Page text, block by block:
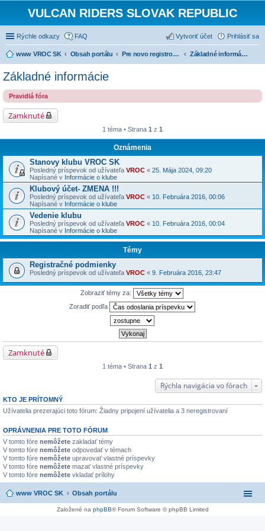
VULCAN RIDERS SLOVAK REPUBLIC
Rýchle odkazy FAQ Prihlásiť sa
Vytvoriť účet
www VROC SK Obsah portálu Pre novo registrovaných Základné informácie
Základné informácie
Pravidlá fóra
Zamknuté
1 téma • Strana 1 z 1
Oznámenia
Stanovy klubu VROC SK
Posledný príspevok od užívateľa VROC « 25. Mája 2024, 09:20
Napísané v Informácie o klube
Klubový účet- ZMENA !!!
Posledný príspevok od užívateľa VROC « 10. Februára 2016, 00:06
Napísané v Informácie o klube
Vedenie klubu
Posledný príspevok od užívateľa VROC « 10. Februára 2016, 00:04
Napísané v Informácie o klube
Témy
Registračné podmienky
Posledný príspevok od užívateľa VROC « 9. Februára 2016, 23:47
Zobraziť témy za:
Zoradiť podľa
Zamknuté
1 téma • Strana 1 z 1
Rýchla navigácia vo fórach
KTO JE PRÍTOMNÝ
Užívatelia prezerajúci toto fórum: Žiadny pripojení užívatelia a 3 neregistrovaní
OPRÁVNENIA PRE TOTO FÓRUM
V tomto fóre nemôžete zakladať témy
V tomto fóre nemôžete odpovedať v témach
V tomto fóre nemôžete upravovať vlastné príspevky
V tomto fóre nemôžete mazať vlastné príspevky
V tomto fóre nemôžete vkladať prílohy
www VROC SK Obsah portálu
Založené na phpBB® Forum Software © phpBB Limited